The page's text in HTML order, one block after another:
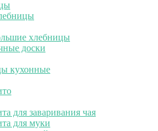
хлебницы
доски
кухонные
для заваривания чая
для муки